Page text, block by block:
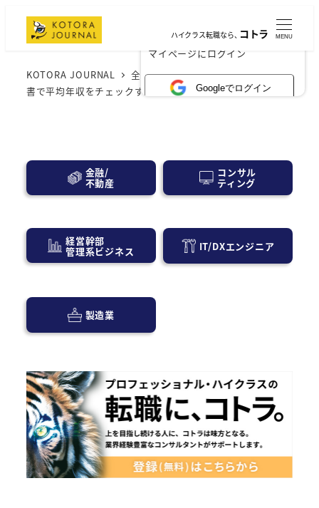
×
マイページにログイン
Googleでログイン
ハイクラス転職なら、コトラ MENU
KOTORA JOURNAL 全般
初心者必見！有価証券報告
書で平均年収をチェックする方法
金融/
不動産
コンサル
ティング
経営幹部
管理系ビジネス IT/DXエンジニア
製造業